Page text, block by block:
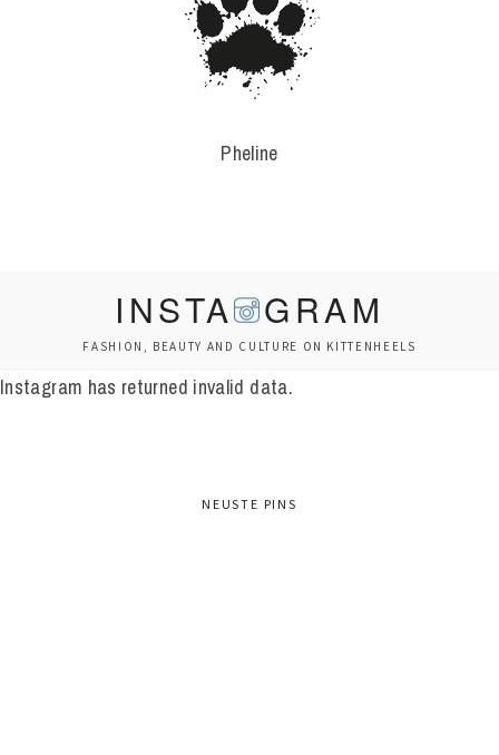
Pheline
INSTA GRAM
FASHION, BEAUTY AND CULTURE ON KITTENHEELS
Instagram has returned invalid data.
NEUSTE PINS